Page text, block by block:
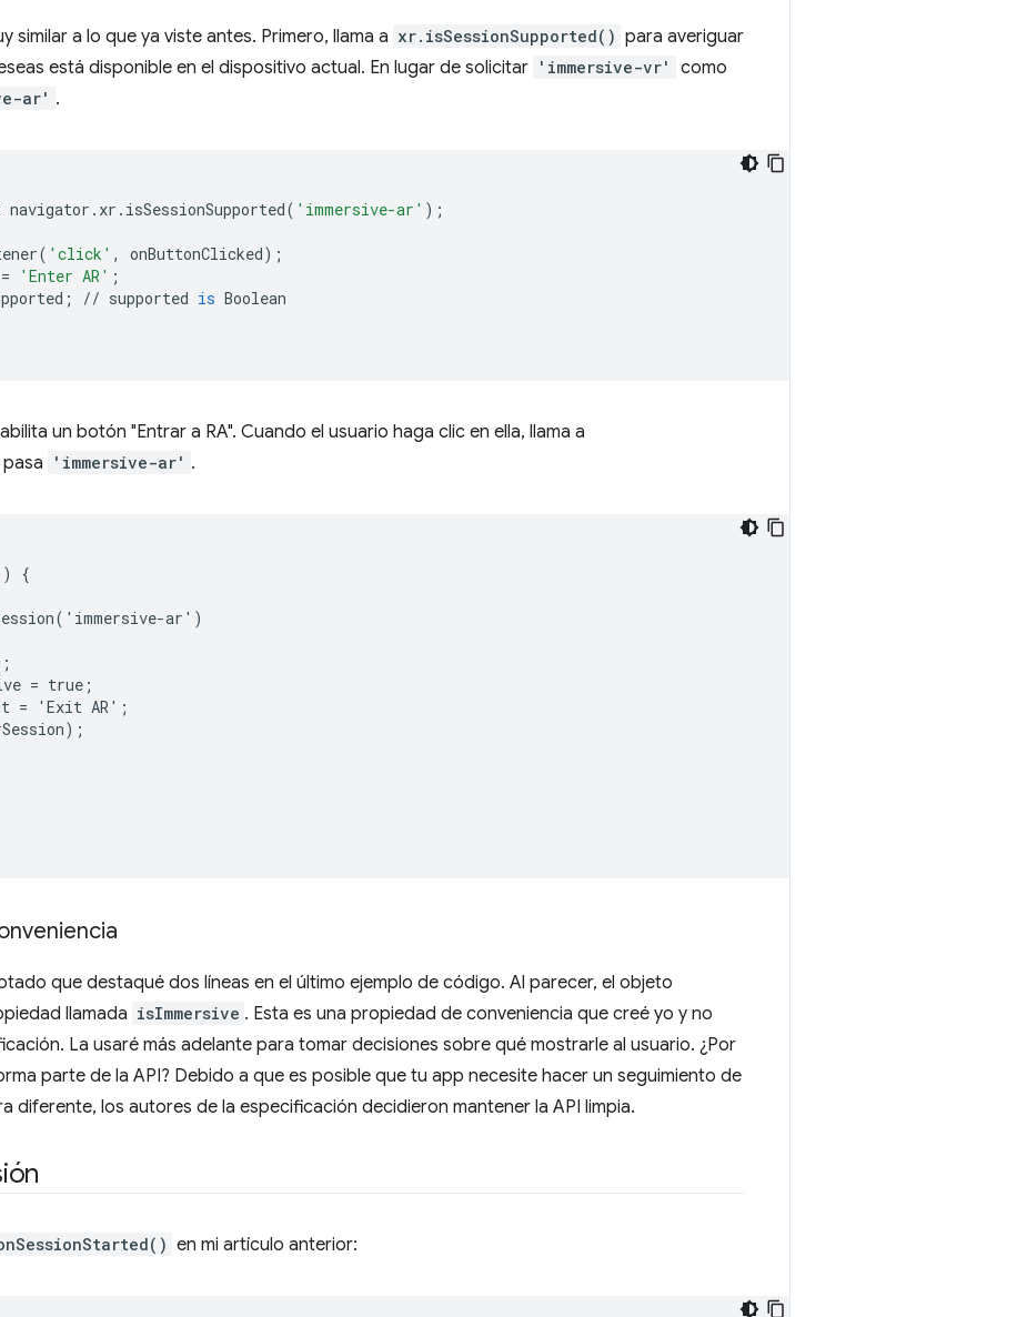
similar a lo que ya viste antes. Primero, llama a xr.isSessionSupported() para averiguar
está disponible en el dispositivo actual. En lugar de solicitar 'immersive-vr'
como
ar' .
navigator . xr . isSessionSupported( 'immersive-ar' );
( 'click' , onButtonClicked);
= 'Enter AR' ;
; // supported is Boolean
un botón "Entrar a RA". Cuando el usuario haga clic en ella, llama a
pasa 'immersive-ar' .
{
ar')
= true;
= 'Exit AR';
que destaqué dos líneas en el último ejemplo de código. Al parecer, el objeto
llamada isImmersive . Esta es una propiedad de conveniencia que creé yo y no
La usaré más adelante para tomar decisiones sobre qué mostrarle al usuario. ¿Por
parte de la API? Debido a que es posible que tu app necesite hacer un seguimiento de
diferente, los autores de la especificación decidieron mantener la API limpia.
en mi artículo anterior: